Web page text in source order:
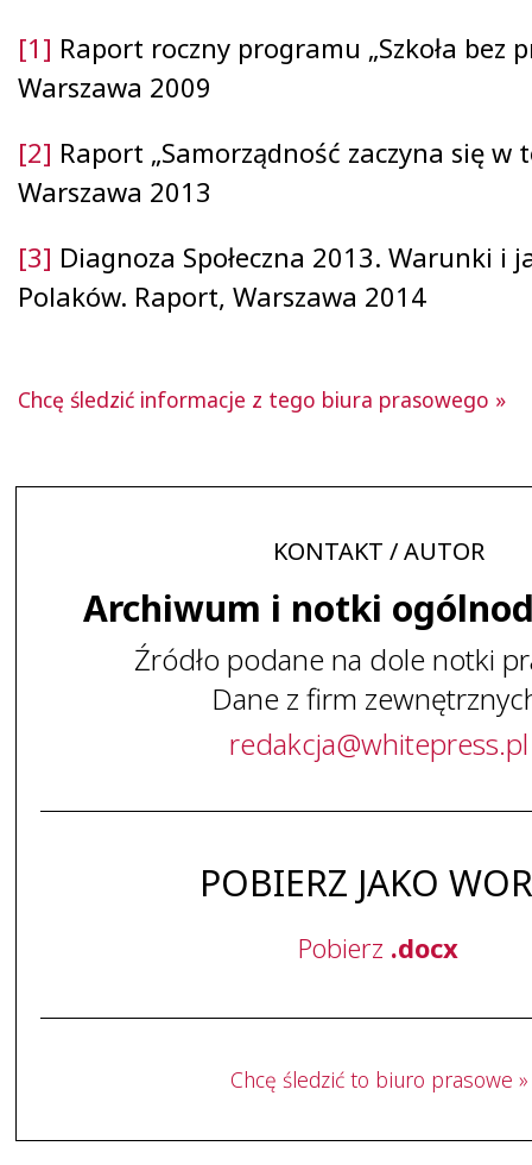
[1] Raport roczny programu „Szkoła bez
Warszawa 2009
[2] Raport „Samorządność zaczyna się w
Warszawa 2013
[3] Diagnoza Społeczna 2013. Warunki i
Polaków. Raport, Warszawa 2014
Chcę śledzić informacje z tego biura prasowego »
KONTAKT / AUTOR
Archiwum i notki
Źródło podane na dole notki
Dane z firm
redakcja@whitepress.pl
POBIERZ JAKO
Pobierz .docx
Chcę śledzić to biuro prasowe »